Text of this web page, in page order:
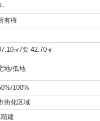
有権
㎡/要 42.70㎡
地/低地
100%
街化区域
階建